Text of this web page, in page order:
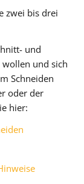
zwei bis drei
und
und sich
Schneiden
oder der
hier: